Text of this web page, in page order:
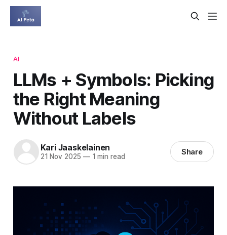
AI
LLMs + Symbols: Picking
the Right Meaning
Without Labels
Kari Jaaskelainen
21 Nov 2025 —1 min read Share